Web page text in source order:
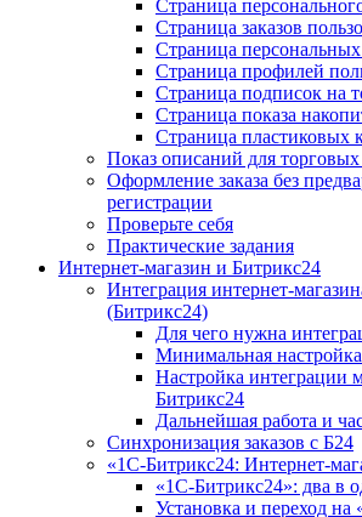
Страница
Страница заказов
Страница
Страница профилей
Страница подписок на
Страница показа
Страница пластиковых
Показ описаний для
Оформление заказа без
регистрации
Проверьте себя
Практические задания
Интернет-магазин и Битрикс24
Интеграция интернет-
(Битрикс24)
Для чего нужна
Минимальная
Настройка интеграции
Битрикс24
Дальнейшая работа и
Синхронизация заказов с Б24
«1С-Битрикс24: Интернет-
«1С-Битрикс24»: два в
Установка и переход на